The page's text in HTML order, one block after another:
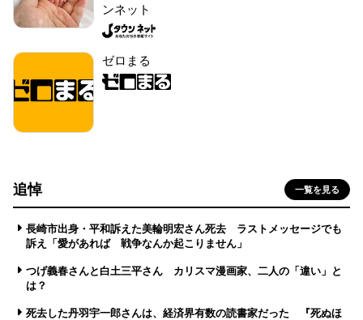
ンネット
ゼロまる
追悼 一覧を見る
長崎市出身・平和訴えた美輪明宏さん死去 ラストメッセージでも
訴え「愛があれば 戦争なんか起こりません」
つげ義春さんと白土三平さん カリスマ漫画家、二人の「違い」と
は？
死去した丹羽宇一郎さんは、経済界有数の読書家だった 『死ぬほ